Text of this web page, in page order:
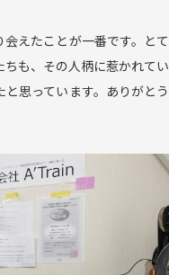
えたことが一番です。とて
も、その人柄に惹かれてい
思っています。ありがとう